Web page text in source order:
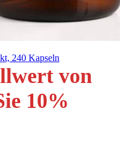
240 Kapseln
von
10%